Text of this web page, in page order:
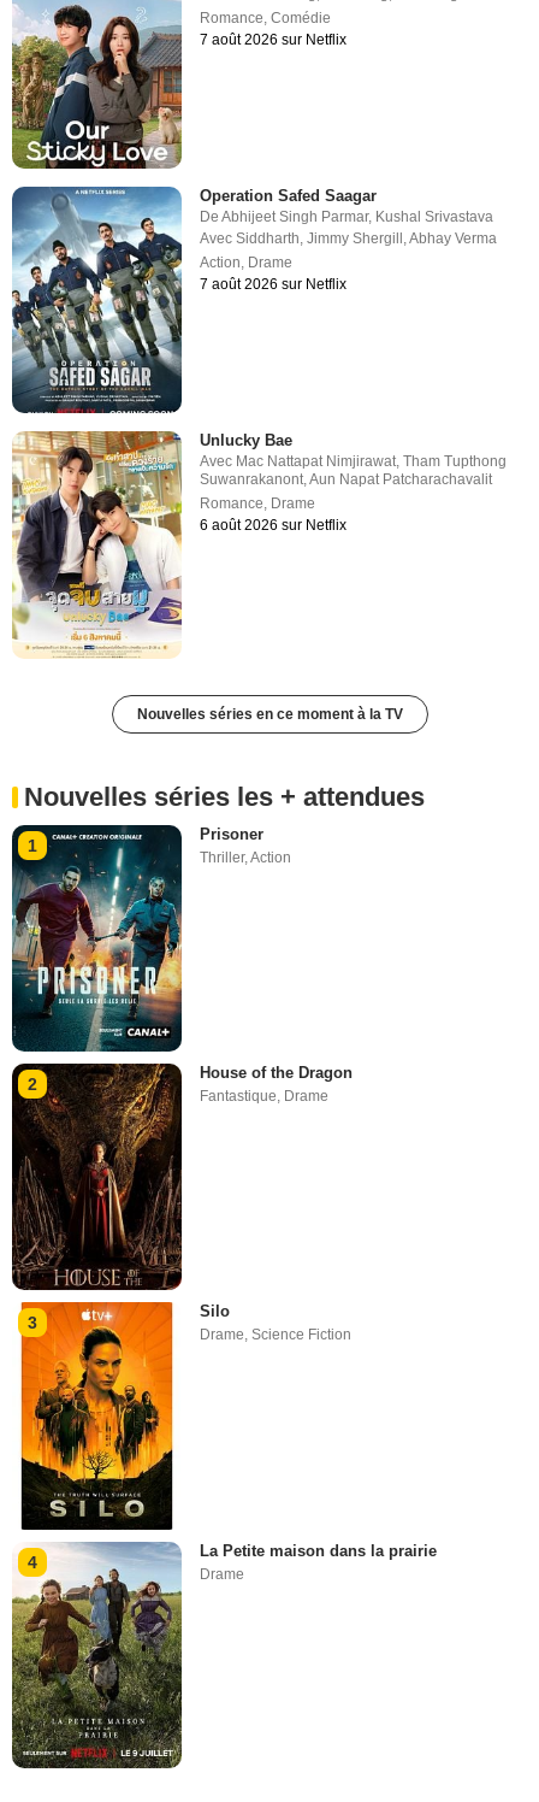
Romance ,Comédie
7 août 2026 sur Netflix
Operation Safed Saagar
DeAbhijeet Singh Parmar, Kushal Srivastava
AvecSiddharth,Jimmy Shergill ,Abhay Verma
Action, Drame
7 août 2026 sur Netflix
Unlucky Bae
Avec Mac Nattapat Nimjirawat,Tham Tupthong
Suwanrakanont,Aun Napat Patcharachavalit
Romance, Drame
6 août 2026 sur Netflix
Nouvelles séries en ce moment à la TV
Nouvelles séries les + attendues
1
Prisoner
Thriller,Action
2
House of the Dragon
Fantastique, Drame
3
Silo
Drame,Science Fiction
4
La Petite maison dans la prairie
Drame